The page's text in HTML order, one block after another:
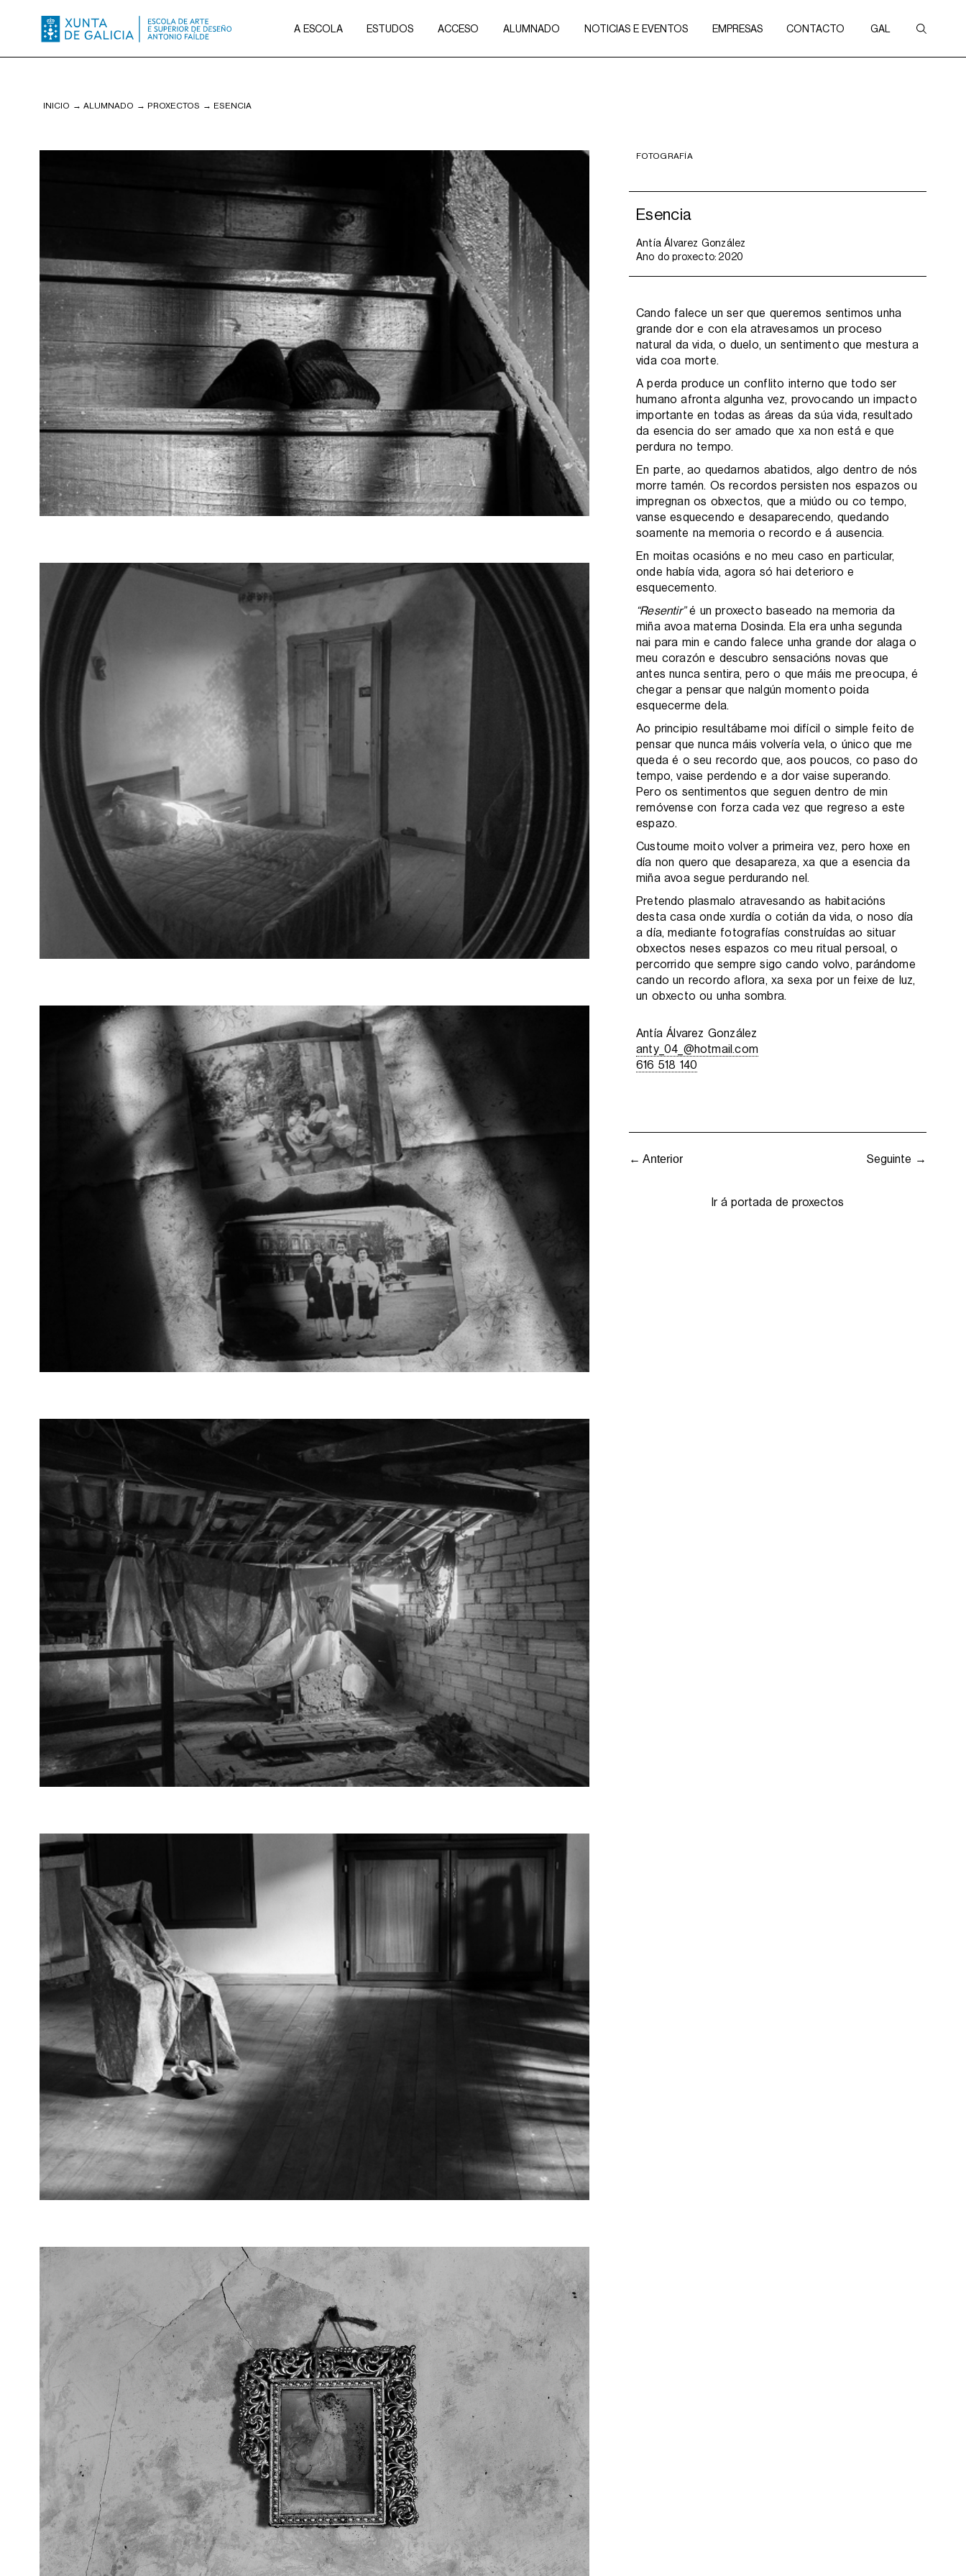
A ESCOLA ESTUDOS ACCESO ALUMNADO NOTICIAS E EVENTOS EMPRESAS CONTACTO GAL
INICIO → ALUMNADO → PROXECTOS → ESENCIA
FOTOGRAFÍA
Esencia
Antía Álvarez González
Ano do proxecto: 2020
Cando falece un ser que queremos sentimos unha
grande dor e con ela atravesamos un proceso
natural da vida, o duelo, un sentimento que mestura a
vida coa morte.
A perda produce un conflito interno que todo ser
humano afronta algunha vez, provocando un impacto
importante en todas as áreas da súa vida, resultado
da esencia do ser amado que xa non está e que
perdura no tempo.
En parte, ao quedarnos abatidos, algo dentro de nós
morre tamén. Os recordos persisten nos espazos ou
impregnan os obxectos, que a miúdo ou co tempo,
vanse esquecendo e desaparecendo, quedando
soamente na memoria o recordo e á ausencia.
En moitas ocasións e no meu caso en particular,
onde había vida, agora só hai deterioro e
esquecemento.
“Resentir”é un proxecto baseado na memoria da
miña avoa materna Dosinda. Ela era unha segunda
nai para min e cando falece unha grande dor alaga o
meu corazón e descubro sensacións novas que
antes nunca sentira, pero o que máis me preocupa, é
chegar a pensar que nalgún momento poida
esquecerme dela.
Ao principio resultábame moi difícil o simple feito de
pensar que nunca máis volvería vela, o único que me
queda é o seu recordo que, aos poucos, co paso do
tempo, vaise perdendo e a dor vaise superando.
Pero os sentimentos que seguen dentro de min
remóvense con forza cada vez que regreso a este
espazo.
Custoume moito volver a primeira vez, pero hoxe en
día non quero que desapareza, xa que a esencia da
miña avoa segue perdurando nel.
Pretendo plasmalo atravesando as habitacións
desta casa onde xurdía o cotián da vida, o noso día
a día, mediante fotografías construídas ao situar
obxectos neses espazos co meu ritual persoal, o
percorrido que sempre sigo cando volvo, parándome
cando un recordo aflora, xa sexa por un feixe de luz,
un obxecto ou unha sombra.
Antía Álvarez González
anty_04_@hotmail.com
616 518 140
← Anterior Seguinte →
Ir á portada de proxectos